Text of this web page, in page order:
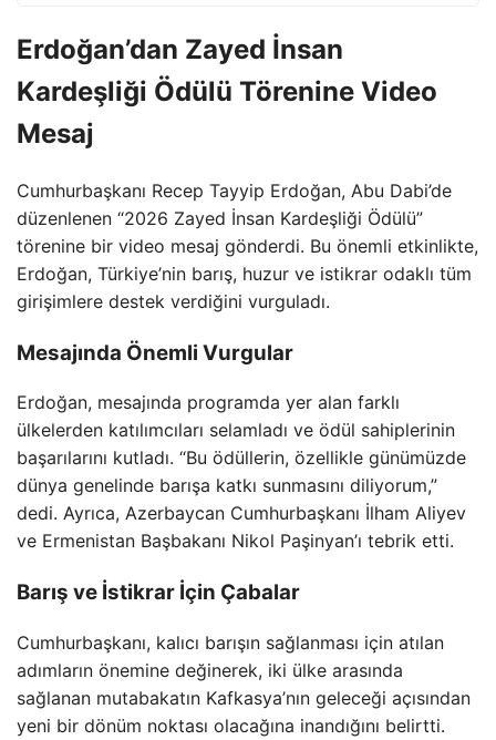
Erdoğan’dan Zayed İnsan
Kardeşliği Ödülü Törenine Video
Mesaj
Cumhurbaşkanı Recep Tayyip Erdoğan, Abu Dabi’de
düzenlenen “2026 Zayed İnsan Kardeşliği Ödülü”
törenine bir video mesaj gönderdi. Bu önemli etkinlikte,
Erdoğan, Türkiye’nin barış, huzur ve istikrar odaklı tüm
girişimlere destek verdiğini vurguladı.
Mesajında Önemli Vurgular
Erdoğan, mesajında programda yer alan farklı
ülkelerden katılımcıları selamladı ve ödül sahiplerinin
başarılarını kutladı. “Bu ödüllerin, özellikle günümüzde
dünya genelinde barışa katkı sunmasını diliyorum,”
dedi. Ayrıca, Azerbaycan Cumhurbaşkanı İlham Aliyev
ve Ermenistan Başbakanı Nikol Paşinyan’ı tebrik etti.
Barış ve İstikrar İçin Çabalar
Cumhurbaşkanı, kalıcı barışın sağlanması için atılan
adımların önemine değinerek, iki ülke arasında
sağlanan mutabakatın Kafkasya’nın geleceği açısından
yeni bir dönüm noktası olacağına inandığını belirtti.